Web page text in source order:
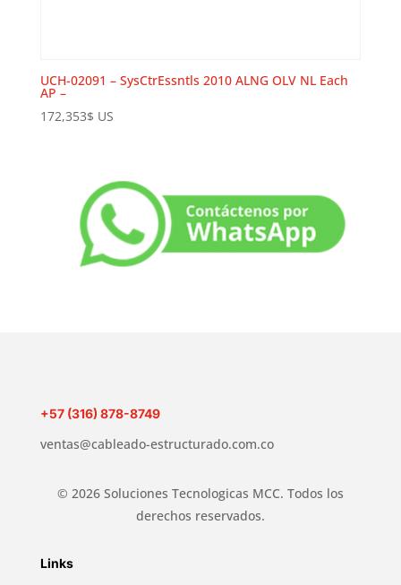
UCH-02091 – SysCtrEssntls 2010 ALNG OLV NL Each
AP –
172,353$ US
+57 (316) 878-8749
ventas@cableado-estructurado.com.co
© 2026 Soluciones Tecnologicas MCC. Todos los
derechos reservados.
Links